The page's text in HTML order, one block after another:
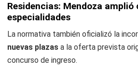
Residencias: Mendoza
especialidades
La normativa también oficializó la
nuevas plazas a la oferta prevista
concurso de ingreso.